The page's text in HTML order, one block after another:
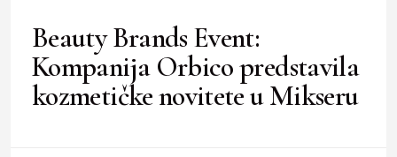
Beauty Brands Event:
Kompanija Orbico predstavila
kozmetičke novitete u Mikseru